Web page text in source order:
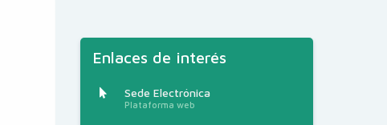
Enlaces de interés
Sede Electrónica
Plataforma web